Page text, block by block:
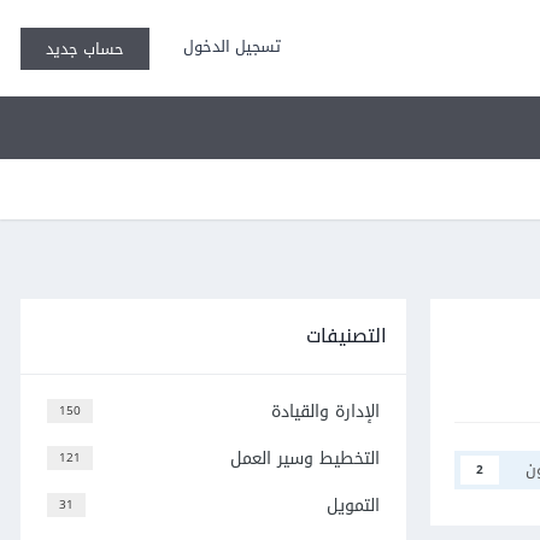
تسجيل الدخول حساب جديد
2
التصنيفات
150 الإدارة والقيادة
121 التخطيط وسير العمل
31 التمويل